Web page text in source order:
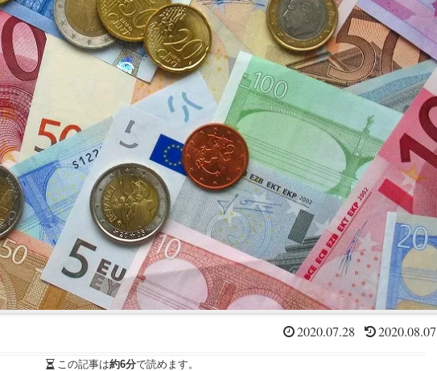
2020.07.28 2020.08.07
この記事は約6分で読めます。